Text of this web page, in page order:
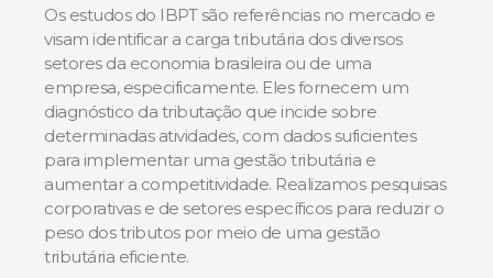
Os estudos do IBPT são referências no mercado e
visam identificar a carga tributária dos diversos
setores da economia brasileira ou de uma
empresa, especificamente. Eles fornecem um
diagnóstico da tributação que incide sobre
determinadas atividades, com dados suficientes
para implementar uma gestão tributária e
aumentar a competitividade. Realizamos pesquisas
corporativas e de setores específicos para reduzir o
peso dos tributos por meio de uma gestão
tributária eficiente.